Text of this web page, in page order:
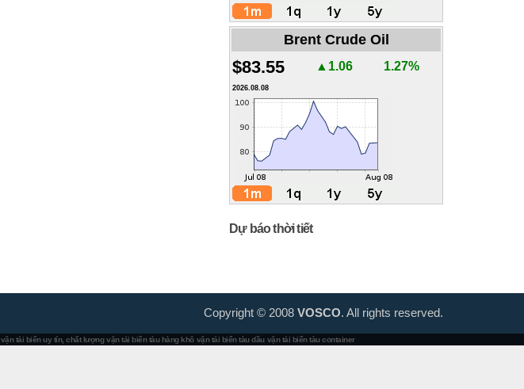
Brent Crude Oil
$83.55 ▲1.06 1.27%
2026.08.08
Dự báo thời tiết
Copyright © 2008 VOSCO. All rights reserved.
vận tải biển uy tín, chất lượng vận tải biển tàu hàng khô vận tải biển tàu dầu vận tải biển tàu container